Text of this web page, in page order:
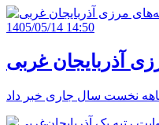
1405/05/14 14:50